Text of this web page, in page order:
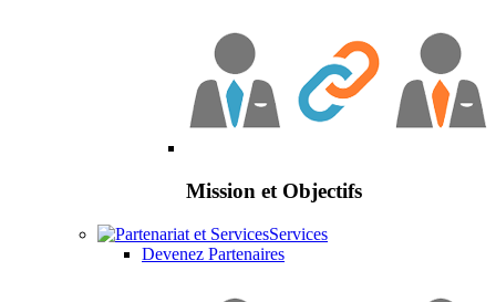
Mission et Objectifs
Services
Devenez Partenaires